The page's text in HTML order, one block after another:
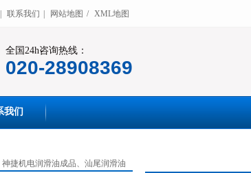
联系我们 网站地图 / XML地图
全国24h咨询热线：
020-28908369
我们
捷机电润滑油成品、汕尾润滑油